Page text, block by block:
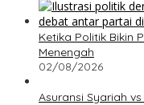
Ketika Politik Bikin
Menengah
02/08/2026
Asuransi Syariah